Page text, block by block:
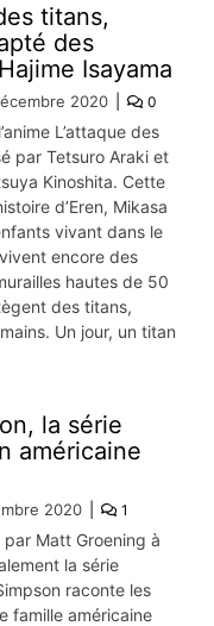
titans,
des
Isayama
2020 0
L’attaque des
par Tetsuro Araki et
Kinoshita. Cette
d’Eren, Mikasa
vivant dans le
encore des
hautes de 50
des titans,
Un jour, un titan
la série
américaine
2020 1
Matt Groening à
la série
raconte les
famille américaine